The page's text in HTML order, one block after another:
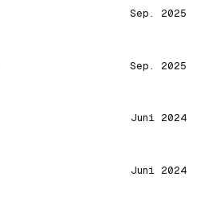
Sep. 2025
Sep. 2025
Juni 2024
Juni 2024